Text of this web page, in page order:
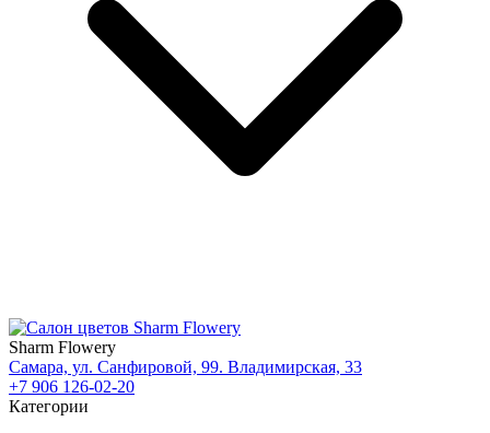
Sharm Flowery
Самара, ул. Санфировой, 99. Владимирская, 33
+7 906 126-02-20
Категории